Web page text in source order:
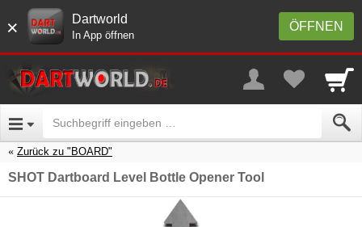
× ÖFFNEN
Dartworld
In App öffnen
Zurück zu "BOARD"
SHOT Dartboard Level Bottle Opener Tool